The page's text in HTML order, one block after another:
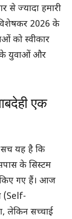
से ज्यादा हमारी
2026 के
को स्वीकार
युवाओं और
एक
सच यह है कि
के सिस्टम
गए हैं। आज
(Self-
लेकिन सच्चाई